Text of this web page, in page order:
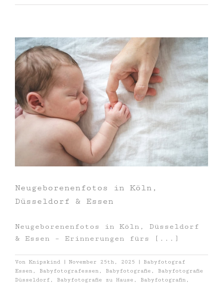
Neugeborenenfotos in Köln,
Düsseldorf & Essen
Neugeborenenfotos in Köln, Düsseldorf
& Essen – Erinnerungen fürs [...]
Von Knipskind | November 25th, 2025 |
Babyfotograf
Essen , Babyfotografessen , Babyfotografie , Babyfotografie
Düsseldorf , Babyfotografie zu Hause , Babyfotografin ,